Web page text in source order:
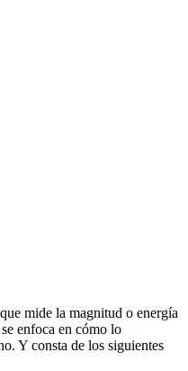
mide la magnitud o energía
enfoca en cómo lo
Y consta de los siguientes